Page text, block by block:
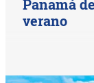
Panamá
verano